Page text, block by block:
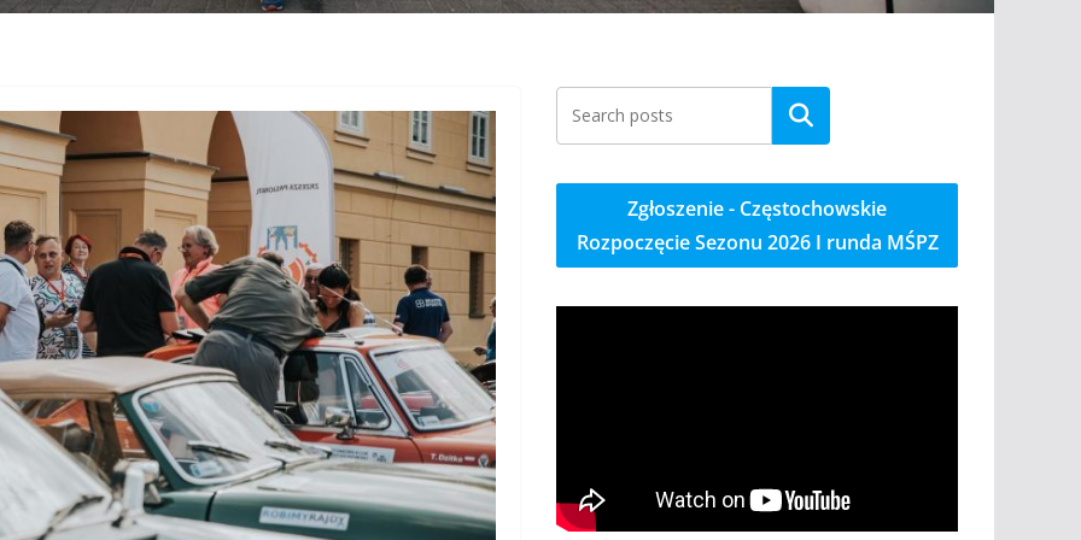
Szukaj
Zgłoszenie - Częstochowskie
Rozpoczęcie Sezonu 2026 I runda MŚPZ